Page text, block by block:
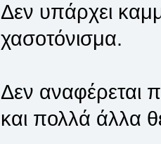
Δεν υπάρχει
χασοτόνισμα.
Δεν αναφέρεται
και πολλά άλλα